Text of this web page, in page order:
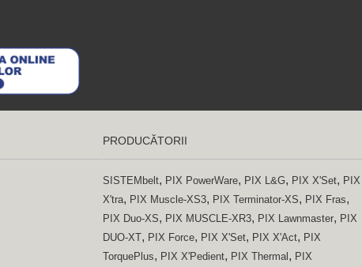
PRODUCĂTORII
SISTEMbelt, PIX PowerWare, PIX L&G, PIX X'Set, PIX
X'tra, PIX Muscle-XS3, PIX Terminator-XS, PIX Fras,
PIX Duo-XS, PIX MUSCLE-XR3, PIX Lawnmaster, PIX
DUO-XT, PIX Force, PIX X'Set, PIX X'Act, PIX
TorquePlus, PIX X'Pedient, PIX Thermal , PIX